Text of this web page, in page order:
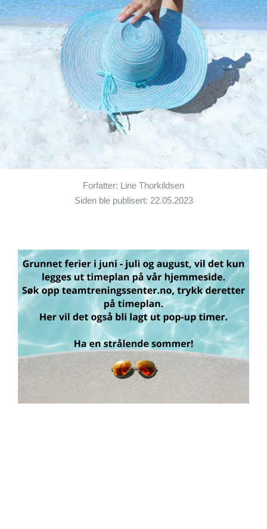
Forfatter: Line Thorkildsen
Siden ble publisert: 22.05.2023